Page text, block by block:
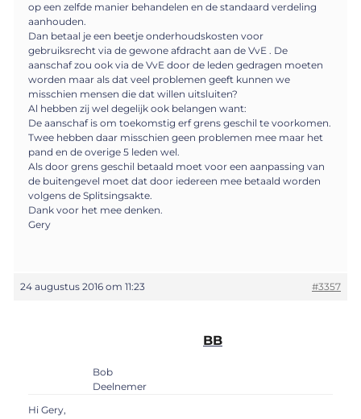
op een zelfde manier behandelen en de standaard verdeling
aanhouden.
Dan betaal je een beetje onderhoudskosten voor
gebruiksrecht via de gewone afdracht aan de VvE . De
aanschaf zou ook via de VvE door de leden gedragen moeten
worden maar als dat veel problemen geeft kunnen we
misschien mensen die dat willen uitsluiten?
Al hebben zij wel degelijk ook belangen want:
De aanschaf is om toekomstig erf grens geschil te voorkomen.
Twee hebben daar misschien geen problemen mee maar het
pand en de overige 5 leden wel.
Als door grens geschil betaald moet voor een aanpassing van
de buitengevel moet dat door iedereen mee betaald worden
volgens de Splitsingsakte.
Dank voor het mee denken.
Gery
24 augustus 2016 om 11:23 #3357
BB
Bob
Deelnemer
Hi Gery,